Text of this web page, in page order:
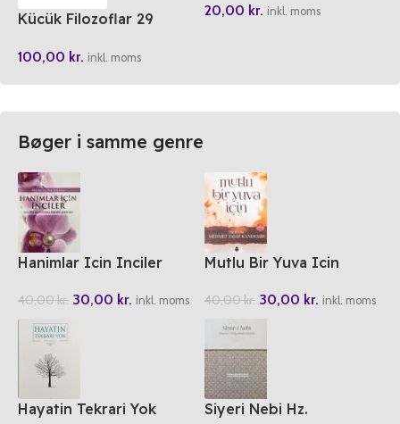
Kücük Filozoflar 29
Kralligi’nda
100,00 kr. inkl. moms
Yasam Köprüleri
20,00 kr. inkl. moms
Bøger i samme genre
Hanimlar Icin Inciler
Hadisi Serifler)
40,00kr. 30,00 kr. inkl. moms
Mutlu Bir Yuva Icin
40,00kr. 30,00 kr. inkl. moms
Hayatin Tekrari Yok
Siyeri Nebi Hz.